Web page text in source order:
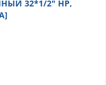
32*1/2" НР,